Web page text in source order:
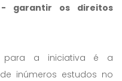
- garantir os direitos
para a iniciativa é a
inúmeros estudos no